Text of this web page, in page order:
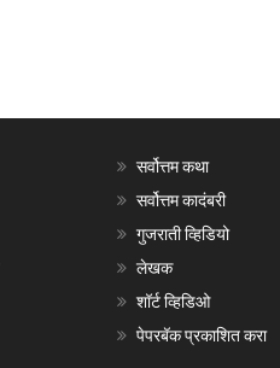
सर्वोत्तम कथा
सर्वोत्तम कादंबरी
गुजराती व्हिडियो
लेखक
शॉर्ट व्हिडिओ
पेपरबॅक प्रकाशित करा